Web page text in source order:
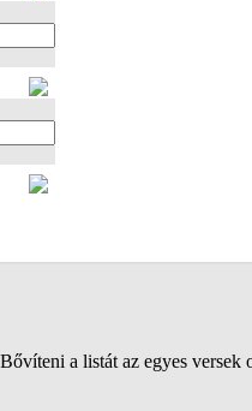
a listát az egyes versek